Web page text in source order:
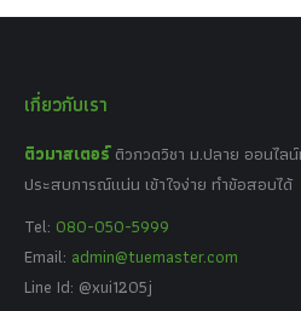
เกี่ยวกับเรา
ติวมาสเตอร์ ติวกวดวิชา ม.ปลาย ออนไ
ประสบการณ์แน่น เข้าใจง่าย ทำข้อสอบได้
Tel: 080-050-5999
Email: admin@tuemaster.com
Line Id: @xui1205j